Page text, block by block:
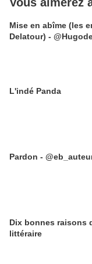
Mise en abîme (les
Delatour) -
L'indé Panda
Pardon -
Dix bonnes raisons d'avoir un blog
littéraire